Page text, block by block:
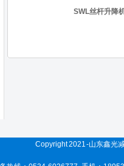
SWL丝杆升降
Copyright 2021 -山东鑫光